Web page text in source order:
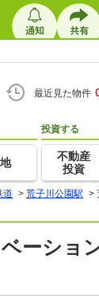
最近見た物件
投資する
不動産
投資
道 > 荒子川公園駅 >
ーショ